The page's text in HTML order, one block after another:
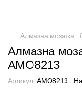
Алмазна мозаїка
Алмазна
AMO8213
Артикул: AMO8213